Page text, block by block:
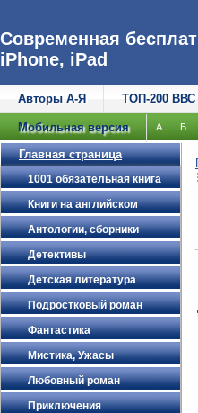
Современная
iPhone, iPad
Авторы А-Я ТОП-200 ВВС
Мобильная версия А Б
Главная страница
1001 обязательная книга
Книги на английском
Антологии, сборники
Детективы
Детская литература
Подростковый роман
Фантастика
Мистика, Ужасы
Любовный роман
Приключения